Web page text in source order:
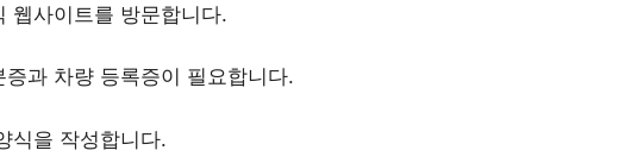
웹사이트를 방문합니다.
과 차량 등록증이 필요합니다.
식을 작성합니다.